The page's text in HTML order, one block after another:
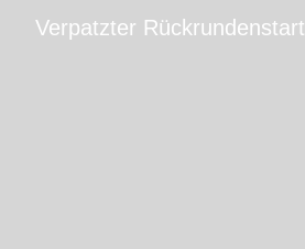
Verpatzter Rückrundenstart